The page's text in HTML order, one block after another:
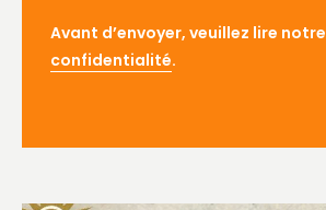
Avant d’envoyer, veuillez lire notre
confidentialité.